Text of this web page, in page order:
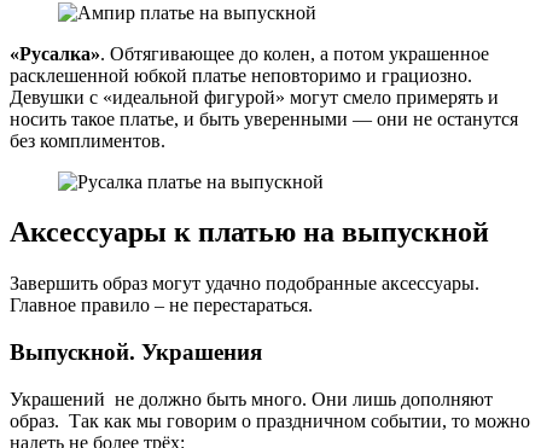
«Русалка». Обтягивающее до колен, а потом украшенное
расклешенной юбкой платье неповторимо и грациозно.
Девушки с «идеальной фигурой» могут смело примерять и
носить такое платье, и быть уверенными — они не останутся
без комплиментов.
Аксессуары к платью на выпускной
Завершить образ могут удачно подобранные аксессуары.
Главное правило – не перестараться.
Выпускной. Украшения
Украшений не должно быть много. Они лишь дополняют
образ. Так как мы говорим о праздничном событии, то можно
надеть не более трёх: